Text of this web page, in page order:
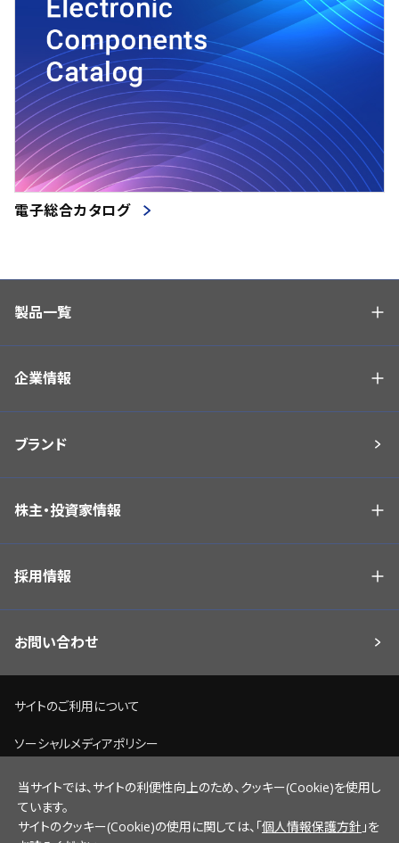
電子総合カタログ
製品一覧
企業情報
ブランド
株主・投資家情報
採用情報
お問い合わせ
サイトのご利用について
ソーシャルメディアポリシー
個人情報保護方針
脆弱性情報開示ポリシー
当サイトでは、サイトの利便性向上のため、クッキー(Cookie)を使用し
ています。
サイトのクッキー(Cookie)の使用に関しては、「個人情報保護方針 」を